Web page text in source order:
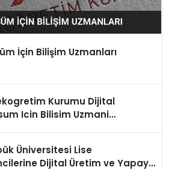
İçin Bilişim Uzmanları
Kurumu Dijital
Icin Bilisim Uzmani
Üniversitesi Lise
Dijital Üretim ve Yapay